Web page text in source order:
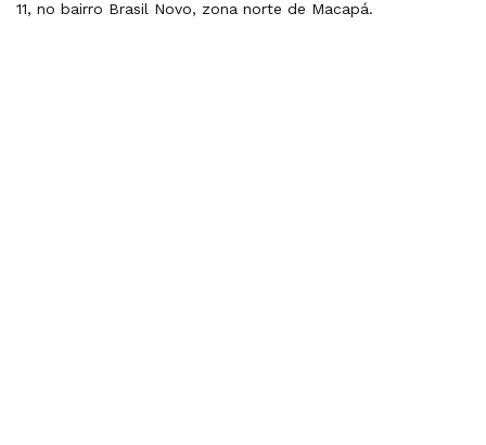
11, no bairro Brasil Novo, zona norte de Macapá.